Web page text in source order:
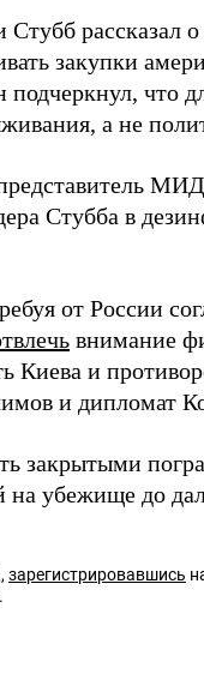
Стубб рассказал
закупки
что
а не
Стубба в
от России
внимание
Киева и
и дипломат
закрытыми
на убежище до
зарегистрировавшись
.